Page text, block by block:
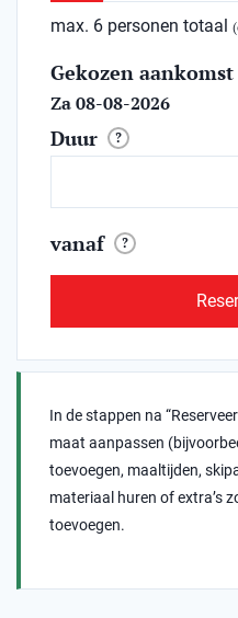
max. 6 personen totaal
Gekozen
Za 08-08-2026
Duur ?
vanaf ?
In de stappen na
maat aanpassen
toevoegen, maaltijden,
materiaal huren of extra’s
toevoegen.